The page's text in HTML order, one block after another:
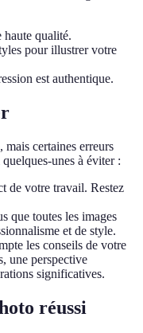
haute qualité.
pour illustrer votre
est authentique.
certaines erreurs
unes à éviter :
de votre travail. Restez
que toutes les images
et de style.
les conseils de votre
une perspective
significatives.
réussi